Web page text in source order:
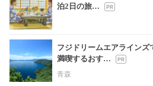
泊2日の旅…
フジドリームエアライン
満喫するおす…
青森